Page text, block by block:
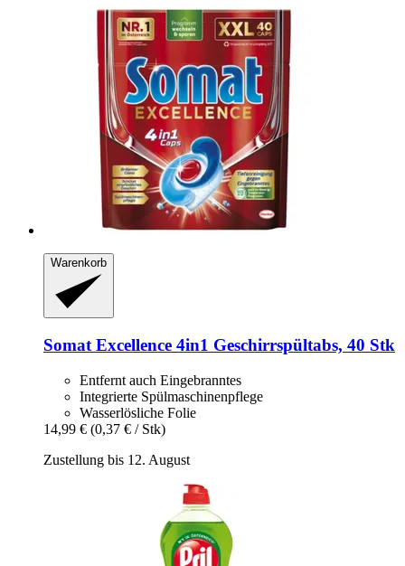
Warenkorb
Somat Excellence 4in1 Geschirrspültabs, 40 Stk
Entfernt auch Eingebranntes
Integrierte Spülmaschinenpflege
Wasserlösliche Folie
14,99 € (0,37 € / Stk)
Zustellung bis 12. August